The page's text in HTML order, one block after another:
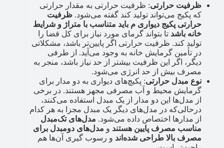
ظرفیت حرارتی: ظرفیت حرارتی به مقدار حرارتی
که پکیج می‌تواند تولید کند گفته می‌شود. ظرفیت
حرارتی پکیج دیواری م باید متناسب با متراژ‌ و شرایط
خانه باشد تا بتواند گرمای مورد نیاز برای کل فضا را
تولید کند. ظرفیت حرارتی اگر پایین‌تر باشد، مشکلاتی
در تأمین گرمایش خانه به وجود می‌آید. از طرفی
دیگر، اگر این ظرفیت بیشتر از حد نیاز باشد، منجر به
مصرف بیش از حد انرژی می‌شود.
نوع مبدل حرارتی: پکیچ‌های دیواری به دو مدار برای
گرمایش محیط و آب مصرفی مجهز هستند. در برخی
از مدل‌ها این دو مدار از یک مبدل استفاده می‌کنند،
درحالی‌که در مدل‌های دیگر یک مبدل مجزا به هر کدام
از مدارها اختصاص داده می‌شود. مدل‌های تک‌مبدل
مناسب مصرف پایین هستند و مدل‌های دومبدل برای
مصرف بالا طراحی شده‌اند و رسوب گیری آن‌ها هم